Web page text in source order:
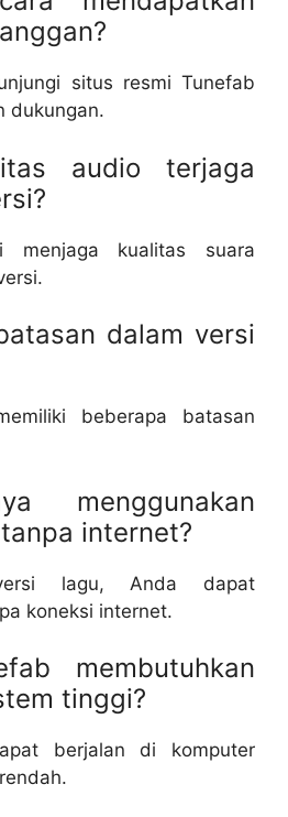
situs resmi Tunefab
dukungan.
audio terjaga
menjaga kualitas suara
dalam versi
beberapa batasan
menggunakan
internet?
lagu, Anda dapat
koneksi internet.
membutuhkan
tinggi?
berjalan di komputer